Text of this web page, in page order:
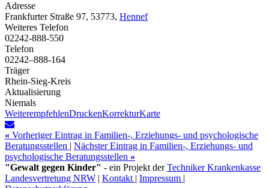
Adresse
Frankfurter Straße 97, 53773, Hennef
Weiteres Telefon
02242-888-550
Telefon
02242–888-164
Träger
Rhein-Sieg-Kreis
Aktualisierung
Niemals
WeiterempfehlenDruckenKorrekturKarte
« Vorheriger Eintrag in Familien-, Erziehungs- und psychologische
Beratungsstellen | Nächster Eintrag in Familien-, Erziehungs- und
psychologische Beratungsstellen »
"Gewalt gegen Kinder" - ein Projekt derTechniker Krankenkasse
Landesvertretung NRW | Kontakt | Impressum |